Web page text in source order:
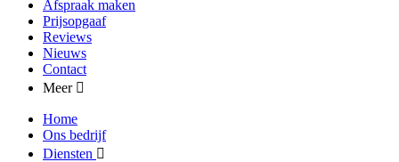
Afspraak maken
Prijsopgaaf
Reviews
Nieuws
Contact
Meer
Home
Ons bedrijf
Diensten